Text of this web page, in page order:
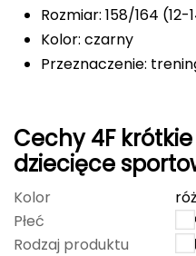
G
GSI Outdoors
Gear Aid
Gerber
Rozmiar: 158/164 (12-
Kolor: czarny
Przeznaczenie:
Cechy 4F
dziecięce
Kolor
Płeć
Rodzaj produktu